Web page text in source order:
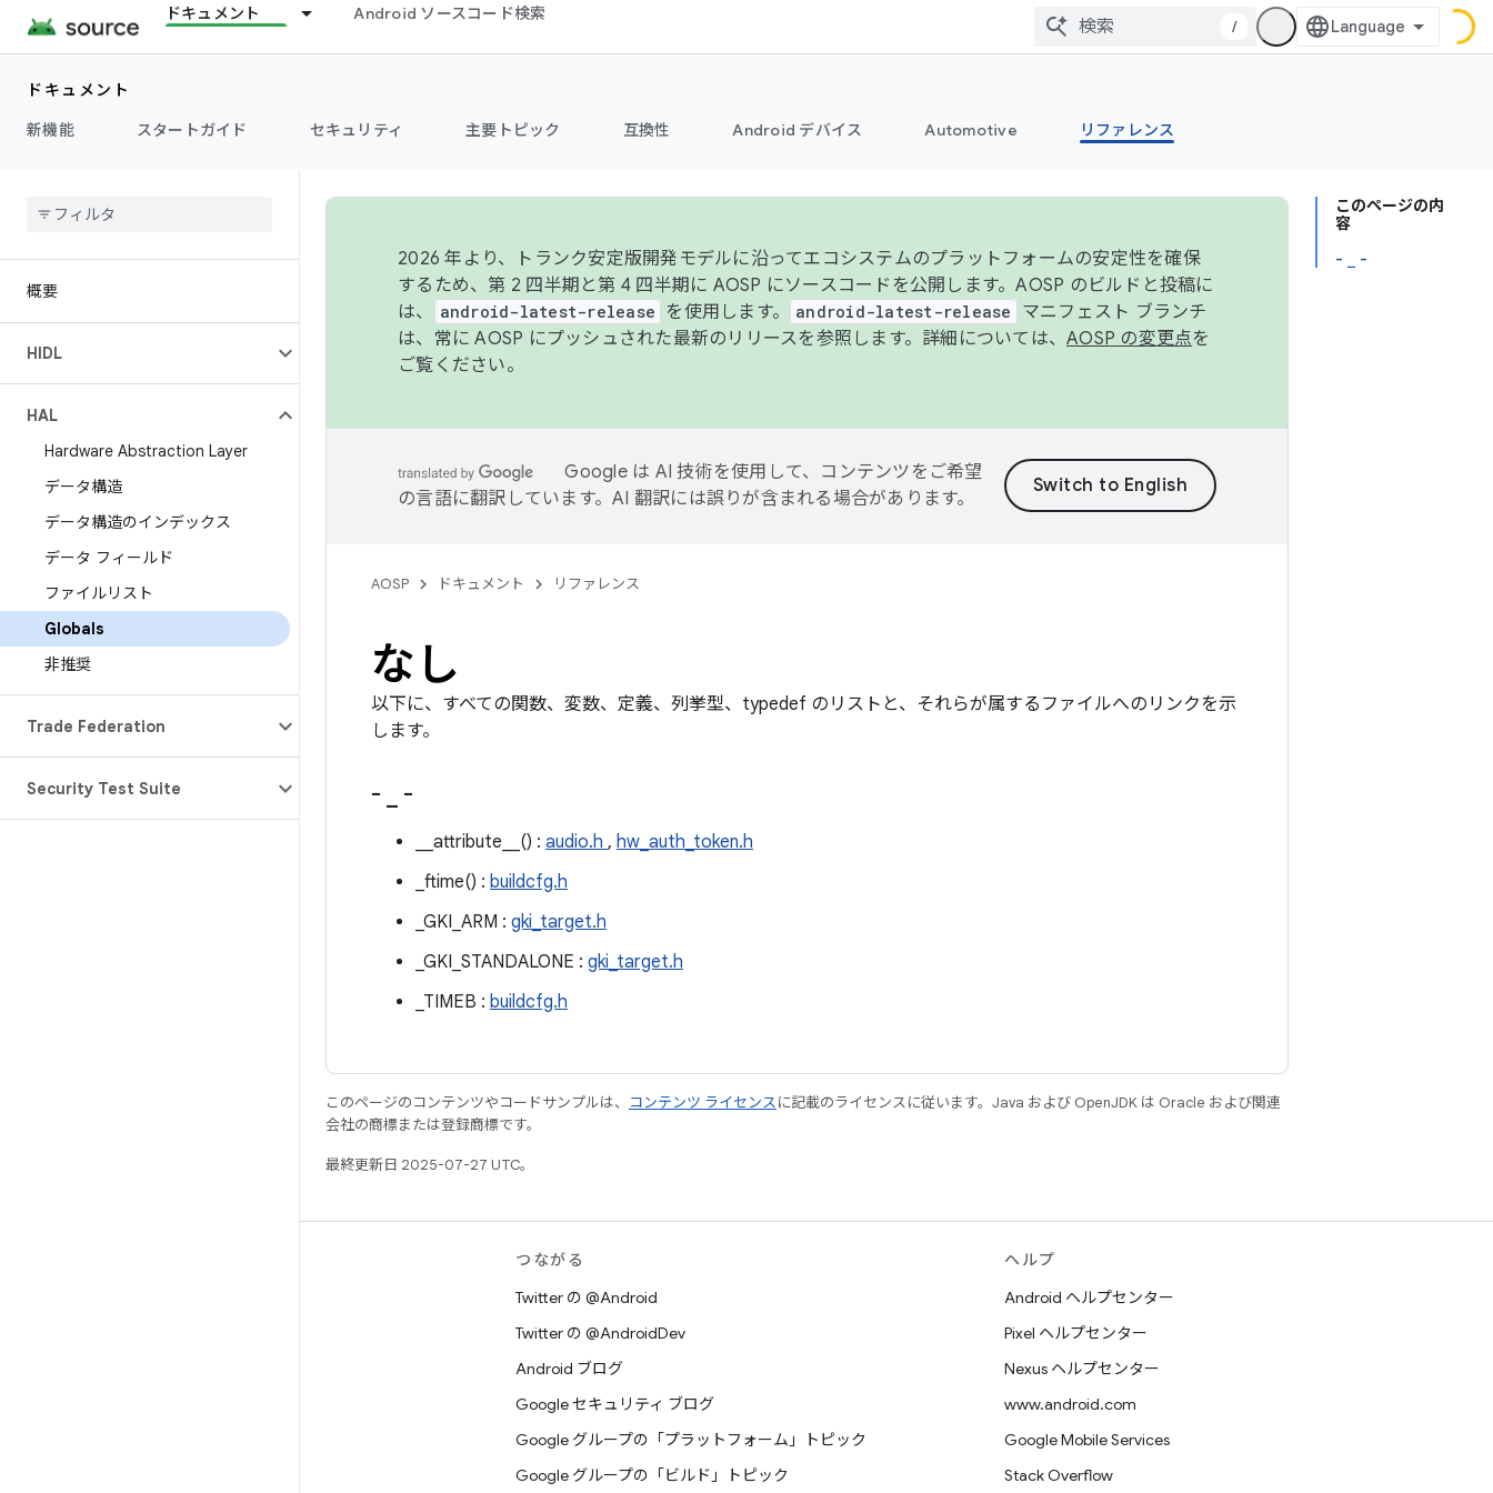
ドキュメント Android ソースコード検索
/
ドキュメント
新機能
スタートガイド セキュリティ 主要トピック 互換性 Android デバイス Automotive リファレンス
概要
HIDL
HAL
Hardware Abstraction Layer
データ構造
データ構造のインデックス
データ フィールド
ファイルリスト
Globals
非推奨
Trade Federation
Security Test Suite
このページの内
容
- _ -
2026 年より、トランク安定版開発モデルに沿ってエコシステムのプラットフォームの安定性を確保
するため、第 2 四半期と第 4 四半期に AOSP にソースコードを公開します。AOSP のビルドと投稿に
は、
android-latest-release を使用します。 android-latest-release
マニフェスト ブランチ
は、常に AOSP にプッシュされた最新のリリースを参照します。詳細については、 AOSP の変更点を
ご覧ください。
Google は AI 技術を使用して、コンテンツをご希望
の言語に翻訳しています。AI 翻訳には誤りが含まれる場合があります。
AOSP ドキュメント リファレンス
なし
以下に、すべての関数、変数、定義、列挙型、typedef のリストと、それらが属するファイルへのリンクを示
します。
- -
__attribute__() : audio.h , hw_auth_token.h
_ftime() : buildcfg.h
_GKI_ARM : gki_target.h
_GKI_STANDALONE : gki_target.h
_TIMEB : buildcfg.h
このページのコンテンツやコードサンプルは、 コンテンツ ライセンスに記載のライセンスに従います。Java および OpenJDK は Oracle および関連
会社の商標または登録商標です。
最終更新日 2025-07-27 UTC。
つながる
Twitter の @Android
Twitter の @AndroidDev
Android ブログ
Google セキュリティ ブログ
Google グループの「プラットフォーム」トピック
Google グループの「ビルド」トピック
ヘルプ
Android ヘルプセンター
Pixel ヘルプセンター
Nexus ヘルプセンター
www.android.com
Google Mobile Services
Stack Overflow